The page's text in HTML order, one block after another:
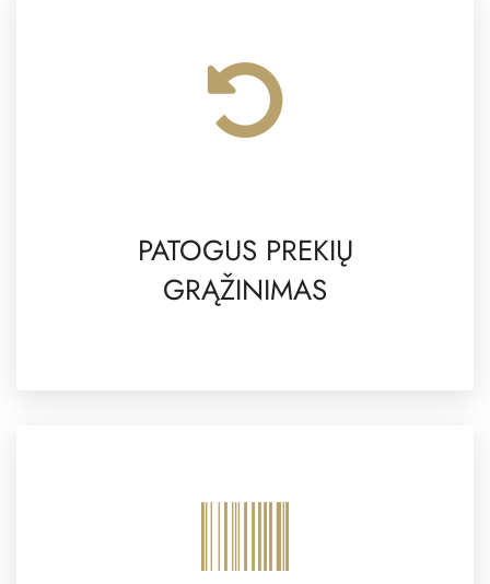
PATOGUS PREKIŲ
GRĄŽINIMAS